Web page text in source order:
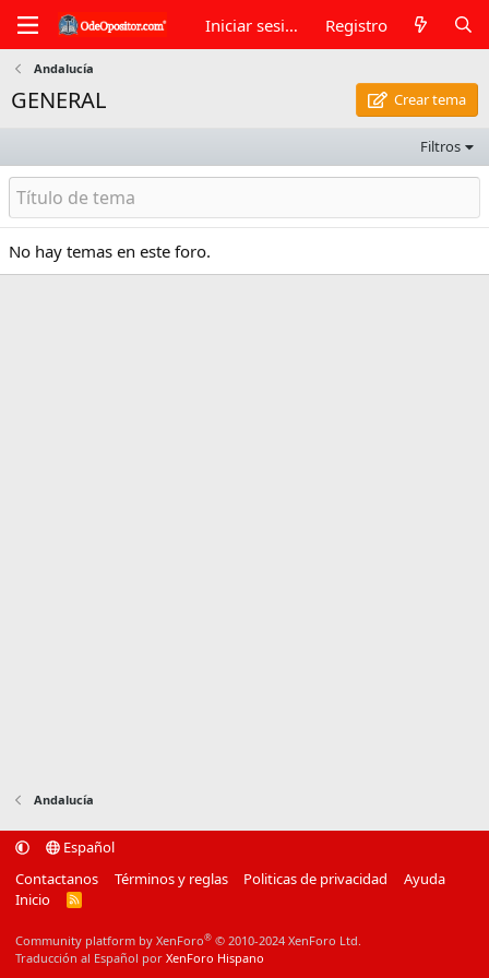
Iniciar sesión Registro
Andalucía
GENERAL Crear tema
Filtros
No hay temas en este foro.
Andalucía
Español
Contactanos
Términos y reglas Politicas de privacidad
Ayuda
Inicio
R
Community platform by XenForo® © 2010-2024 XenForo Ltd.
Traducción al Español por XenForo Hispano